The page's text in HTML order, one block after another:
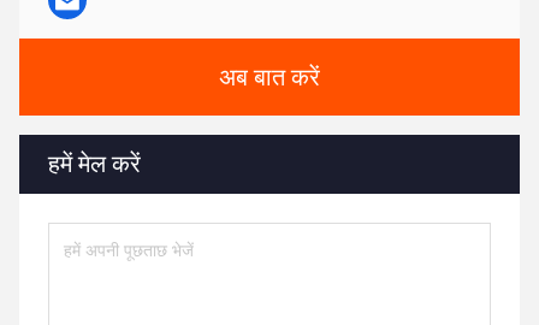
अब बात करें
हमें मेल करें